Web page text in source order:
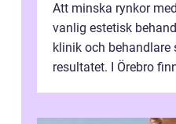
Att minska rynkor
vanlig estetisk
klinik och behandlare
resultatet. I Örebro